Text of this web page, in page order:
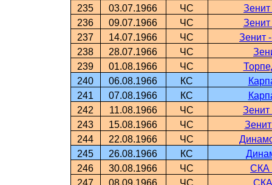
235
03.07.1966 ЧС
236
09.07.1966 ЧС
237
14.07.1966 ЧС
Зенит
238
28.07.1966 ЧС
239
01.08.1966 ЧС
240
06.08.1966 КС
241
07.08.1966 КС
242
11.08.1966 ЧС
243
15.08.1966 ЧС
244
22.08.1966 ЧС
245
26.08.1966 КС
246
30.08.1966 ЧС
СКА